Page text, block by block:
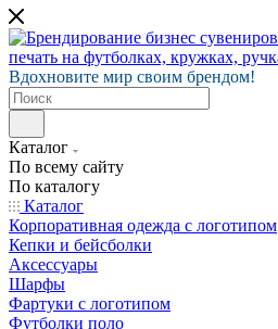
Вдохновите мир своим брендом!
Каталог
По всему сайту
По каталогу
Каталог
Корпоративная одежда с логотипом
Кепки и бейсболки
Аксессуары
Шарфы
Фартуки с логотипом
Футболки поло